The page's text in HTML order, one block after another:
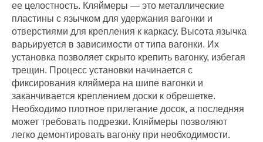
ее целостность. Кляймеры — это металлические
пластины с язычком для удержания вагонки и
отверстиями для крепления к каркасу. Высота язычка
варьируется в зависимости от типа вагонки. Их
установка позволяет скрыто крепить вагонку, избегая
трещин. Процесс установки начинается с
фиксирования кляймера на шипе вагонки и
заканчивается креплением доски к обрешетке.
Необходимо плотное прилегание досок, а последняя
может требовать подрезки. Кляймеры позволяют
легко демонтировать вагонку при необходимости.